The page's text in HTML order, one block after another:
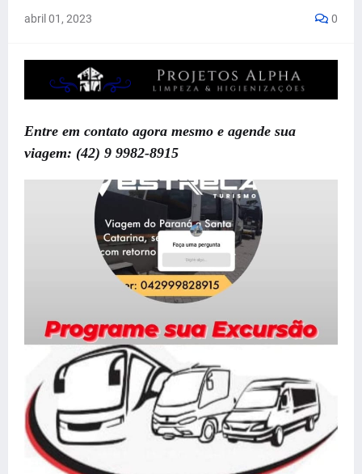
abril 01, 2023 0
Entre em contato agora mesmo e agende sua
viagem: (42) 9 9982-8915